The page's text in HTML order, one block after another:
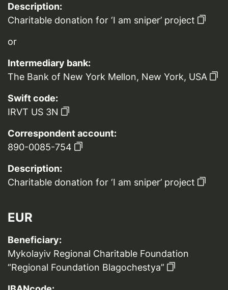
Description:
Charitable donation for ‘I am sniper’ project
or
Intermediary bank:
The Bank of New York Mellon, New York, USA
Swift code:
IRVT US 3N
Correspondent account:
890-0085-754
Description:
Charitable donation for ‘I am sniper’ project
EUR
Beneficiary:
Mykolayiv Regional Charitable Foundation
“Regional Foundation Blagochestya”